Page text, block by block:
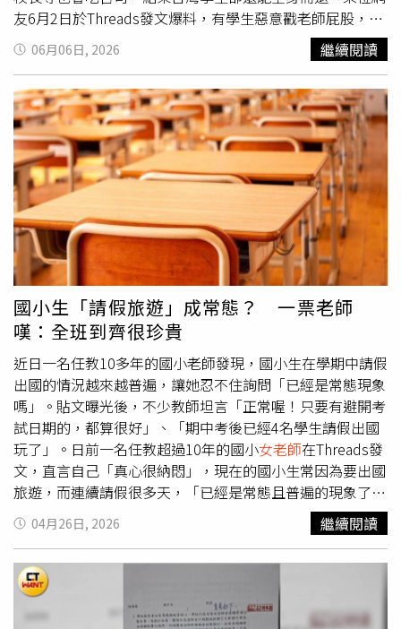
本案尚未確定，可上訴高等法院。
成年的情況下（對方回應：要高三了），透過社群軟體向少
女索要性影像，甚至傳訊表示，「你介意直接一點嗎？」、
「你有約過喔」、「想看」，成功獲得少女所傳送有著上衣
之胸部特寫照片，再進一步對少女提要求指出，「再脫一件
更棒」、「願意嗎」、「我在等照片」、「頭頭」、「晚點
看包包」，最終成功獲得少女的性影像，所幸少女隨即收
回，但Z男卻表示，「還沒看欸」、「再一次」、「有E
嗎？」。根據對話紀錄顯示，少女回應Z男「收囉」，但Z
男卻食髓知味的表示，「想看包包、「那可以看小ㄒㄩㄝˋ
嗎」等語。花花見狀心頭大驚，但想到先前持翻拍影像報警
被拒，慌亂中緊急拿著Z男的手機就跳上車，準備開車前往
報案，卻被Z男發現，Z男情急之下整個人趴在車頭，阻止
花花往前，隨後見花花不敢動，立即下來朝駕駛座方向前
進，讓花花瞬間以為逮到機會準備趁機逃離，卻看見Z男整
個人掛在駕駛座旁，讓她嚇到急煞，Z男因此因慣性跌倒，
氣不過的他當場怒砸車窗，直到警方獲報到場。花花表示，
自己曾多次向警方報案，卻被派出所員警以「翻拍證據不得
作為證據」拒絕受理，事後與男友發生衝突後，竟被警方定
調為「感情糾紛」。（圖／翻攝自Google Maps）然而後續
整起事件竟被警方定調為「感情糾紛」，警方在明知花花與
Z男為同居男女朋友關係，且雙方均有彼此手機密碼後，怒
批評花花，「我老婆在家也不能看我手機，他『這次』沒有
同意你看」。只是讓花花無奈的是，儘管第一時間就持Z男
手機向警方展示證據，意圖報案，惟警方在翻看過相關對話
紀錄後，認為Z男與少女的聊天內容僅是單純「聊色」拒絕
受理報案，拒絕將Z男以現行犯身分逮捕。花花還因此遭Z
男反告傷害罪，並遭求償10萬餘元，所幸案經桃園地院審理
後，判處花花無罪，駁回Z男損害賠償聲請。全案仍可上
訴，而Z男至今卻仍可安然繼續在學校任職。對此，桃園地
友6月2日於Threads發文爆料，有學生惡意戳老師屁股，老
師本能推開，應屬於正當防衛，但校事會議調查結果卻認
為，「即使是故意戳屁股，甚至是戳中肛門，身為老師還是
不應有傷害學生的行為」，認定老師違反了教師考核辦法，
因此記申誡處分1次。針對此事件，Cheap在臉書粉專發文
表示，這名國小學生是趁著女老師在黑板前寫字時，故意戳
老師肛門，動手前還問旁邊同學「要不要戳」，老師受到驚
嚇時出於反射動作往後揮手，結果不小心導致該名學生撞到
桌子，最後學生並沒有道歉，女老師反被記申誡1次。「這
是性騷擾了吧，甚至戳肛門已經是性侵了吧！」Cheap傻眼
道，這起事件中老師完全沒錯，被突然戳肛門，任何正常人
的反應都是本能的反射性防衛揮手，要怎麼蓄意傷害？
Cheap直言，教育部是不是認為，被戳肛門正確的作法是
「老師先深呼吸，一邊忍住被羞辱的恥辱，一邊溫柔的說：
同學不可以這樣喔！」學生做錯事、侵犯他人身體，事後卻
連一句道歉都沒有，還反過來處罰老師，這樣以後基層老師
怎麼管教學生？Cheap提到，類似事件如發生在美國，學生
會被立刻停學，要求3至10天不准到學校，待聽證會結束
後，會面臨退學、強制輔導，甚至移送少年法庭等處分，學
生會被判社區服務，家長則要承擔法律責任和罰錢；至於亂
解雇老師的學校，美國教師工會的力量大到不可思議，不僅
會立即介入，還可能請頂尖律師告到學校、教育局破產，校
長、督察大概提早退休或吃官司，「結果台灣學生全身而
退？」
06月06日, 2026 繼續閱讀
國小生「請假旅遊」成常態？ 一票老師
嘆：全班到齊很珍貴
近日一名任教10多年的國小老師發現，國小生在學期中請假
出國的情況越來越普遍，讓她忍不住詢問「已經是常態現象
嗎」。貼文曝光後，不少教師坦言「正常喔！只要有避開考
試日期的，都算很好」、「期中考後已經4名學生請假出國
玩了」。日前一名任教超過10年的國小女老師在Threads發
文，直言自己「真心很納悶」，現在的國小生常因為要出國
旅遊，而連續請假很多天，「已經是常態且普遍的現象了
嗎」。原PO提到，學生請假會影響課程銜接，成績容易下
滑，也會造成老師許多困擾，不只是補作業這麼簡單，還有
補考、班務代辦、補上各科進度等問題，且若遇到班級比賽
或運動會，還得臨時更換人選，讓她感到相當頭痛。貼文曝
光後，引發不少教師共鳴，紛紛留言表示「是，遇過請假一
個月去歐洲的」、「是，我的班級期中考後已經4個學生請
04月26日, 2026 繼續閱讀